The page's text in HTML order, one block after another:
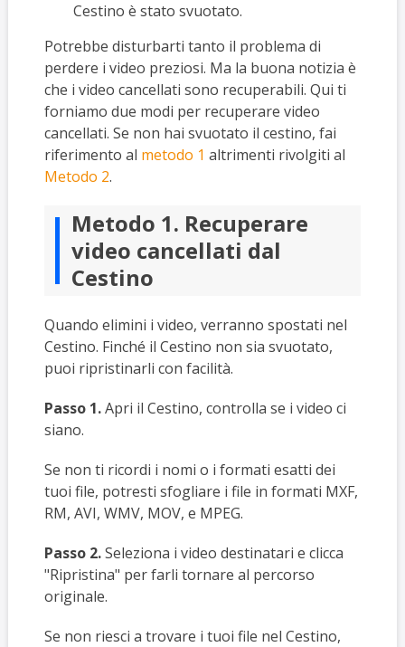
Cestino è stato svuotato.
Potrebbe disturbarti tanto il problema di
perdere i video preziosi. Ma la buona notizia è
che i video cancellati sono recuperabili. Qui ti
forniamo due modi per recuperare video
cancellati. Se non hai svuotato il cestino, fai
riferimento al metodo 1 altrimenti rivolgiti al
Metodo 2.
Metodo 1. Recuperare
video cancellati dal
Cestino
Quando elimini i video, verranno spostati nel
Cestino. Finché il Cestino non sia svuotato,
puoi ripristinarli con facilità.
Passo 1.Apri il Cestino, controlla se i video ci
siano.
Se non ti ricordi i nomi o i formati esatti dei
tuoi file, potresti sfogliare i file in formati MXF,
RM, AVI, WMV, MOV, e MPEG.
Passo 2.Seleziona i video destinatari e clicca
"Ripristina" per farli tornare al percorso
originale.
Se non riesci a trovare i tuoi file nel Cestino,